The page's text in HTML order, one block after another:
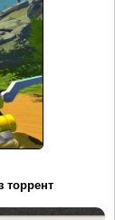
торрент